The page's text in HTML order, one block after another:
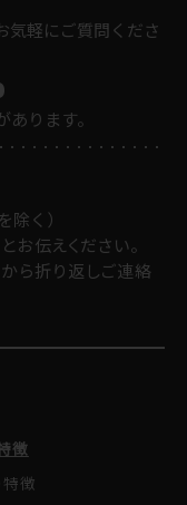
気軽にご質問くださ
ります。
く）
お伝えください。
ら折り返しご連絡
徴
徴